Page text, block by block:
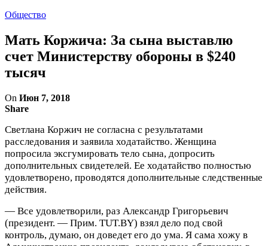
Общество
Мать Коржича: За сына выставлю
счет Министерству обороны в $240
тысяч
On Июн 7, 2018
Share
Светлана Коржич не согласна с результатами
расследования и заявила ходатайство. Женщина
попросила эксгумировать тело сына, допросить
дополнительных свидетелей. Ее ходатайство полностью
удовлетворено, проводятся дополнительные следственные
действия.
— Все удовлетворили, раз Александр Григорьевич
(президент. — Прим. TUT.BY) взял дело под свой
контроль, думаю, он доведет его до ума. Я сама хожу в